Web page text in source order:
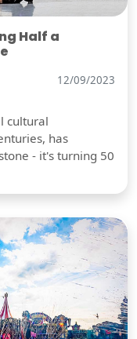
Half a
12/09/2023
cultural
has
- it's turning 50